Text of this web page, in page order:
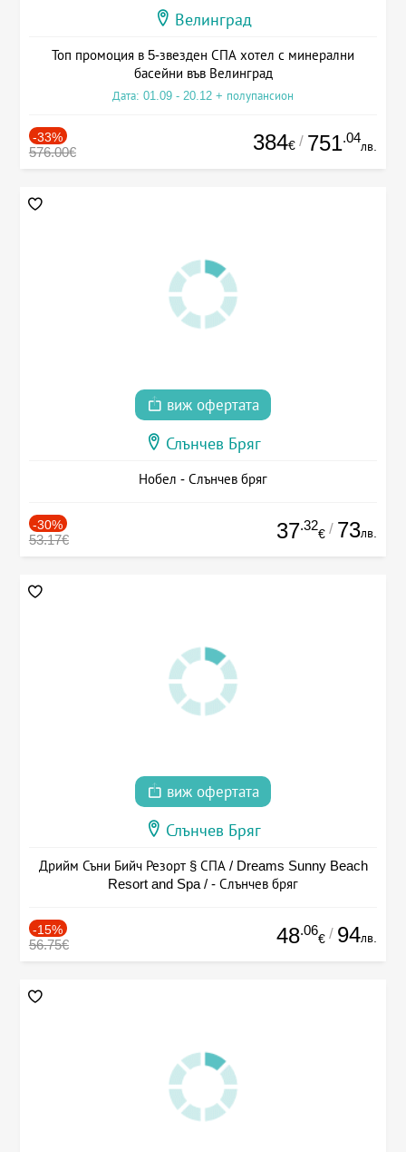
Велинград
Топ промоция в 5-звезден СПА хотел с минерални
басейни във Велинград
Дата: 01.09 - 20.12 + полупансион
-33%
576.00€ 384€ / 751.04
лв.
виж офертата
Слънчев Бряг
Нобел - Слънчев бряг
-30%
53.17€ 37.32
€ / 73лв.
виж офертата
Слънчев Бряг
Дрийм Съни Бийч Резорт § СПА / Dreams Sunny Beach
Resort and Spa / - Слънчев бряг
-15%
56.75€ 48.06
€ / 94лв.